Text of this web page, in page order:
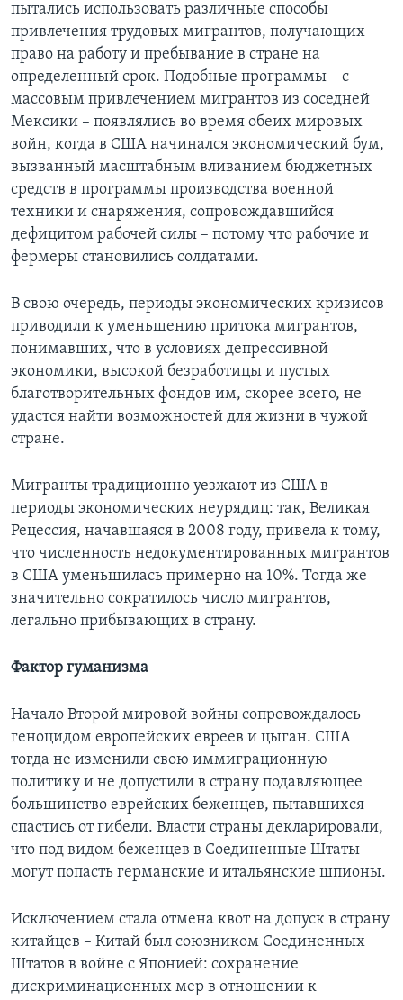
пытались использовать различные способы
привлечения трудовых мигрантов, получающих
право на работу и пребывание в стране на
определенный срок. Подобные программы – с
массовым привлечением мигрантов из соседней
Мексики – появлялись во время обеих мировых
войн, когда в США начинался экономический бум,
вызванный масштабным вливанием бюджетных
средств в программы производства военной
техники и снаряжения, сопровождавшийся
дефицитом рабочей силы – потому что рабочие и
фермеры становились солдатами.
В свою очередь, периоды экономических кризисов
приводили к уменьшению притока мигрантов,
понимавших, что в условиях депрессивной
экономики, высокой безработицы и пустых
благотворительных фондов им, скорее всего, не
удастся найти возможностей для жизни в чужой
стране.
Мигранты традиционно уезжают из США в
периоды экономических неурядиц: так, Великая
Рецессия, начавшаяся в 2008 году, привела к тому,
что численность недокументированных мигрантов
в США уменьшилась примерно на 10%. Тогда же
значительно сократилось число мигрантов,
легально прибывающих в страну.
Фактор гуманизма
Начало Второй мировой войны сопровождалось
геноцидом европейских евреев и цыган. США
тогда не изменили свою иммиграционную
политику и не допустили в страну подавляющее
большинство еврейских беженцев, пытавшихся
спастись от гибели. Власти страны декларировали,
что под видом беженцев в Соединенные Штаты
могут попасть германские и итальянские шпионы.
Исключением стала отмена квот на допуск в страну
китайцев – Китай был союзником Соединенных
Штатов в войне с Японией: сохранение
дискриминационных мер в отношении к